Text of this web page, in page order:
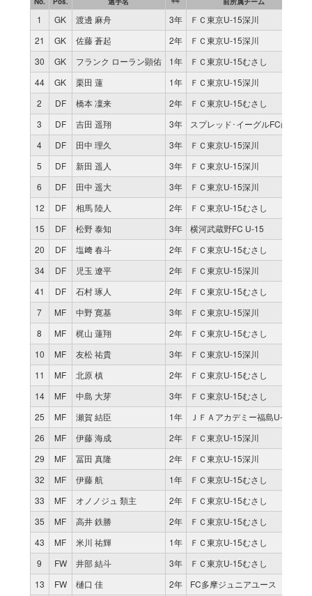
1 GK 渡邊 麻舟 3年 ＦＣ東京U-15深川
21
GK 佐藤 蒼起 2年 ＦＣ東京U-15深川
30
GK フランク ローラン顕佑 1年 ＦＣ東京U-15むさし
44
GK 栗田 蓮 1年 ＦＣ東京U-15深川
2
DF 橋本 凜来 2年 ＦＣ東京U-15むさし
3
DF 吉田 遥翔 3年 スプレッド･イーグルFC函館
4
DF 田中 理久 3年 ＦＣ東京U-15深川
5
DF 新田 遥人 3年 ＦＣ東京U-15深川
6
DF 田中 遥大 3年 ＦＣ東京U-15深川
12
DF 相馬 陸人 2年 ＦＣ東京U-15むさし
15
DF 松野 泰知 3年 横河武蔵野FC U-15
20
DF 塩﨑 春斗 2年 ＦＣ東京U-15むさし
34
DF 児玉 遼平 2年 ＦＣ東京U-15深川
41
DF 石村 琢人 2年 ＦＣ東京U-15むさし
7
MF 中野 寛基 3年 ＦＣ東京U-15深川
8
MF 梶山 蓮翔 2年 ＦＣ東京U-15むさし
10
MF 友松 祐貴 3年 ＦＣ東京U-15深川
11
MF 北原 槙 2年 ＦＣ東京U-15むさし
14
MF 中島 大芽 3年 ＦＣ東京U-15むさし
25
MF 瀬賀 結臣 1年 ＪＦＡアカデミー福島U-15
26
MF 伊藤 海成 2年 ＦＣ東京U-15深川
29
MF 冨田 真隆 2年 ＦＣ東京U-15深川
32
MF 伊藤 航 1年 ＦＣ東京U-15むさし
33
MF オノノジュ 類主 2年 ＦＣ東京U-15むさし
35
MF 高井 鉄勝 2年 ＦＣ東京U-15むさし
43
MF 米川 祐輝 1年 ＦＣ東京U-15むさし
9
FW 井部 結斗 3年 ＦＣ東京U-15むさし
13
FW 樋口 佳 2年 FC多摩ジュニアユース